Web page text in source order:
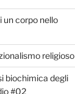
un corpo nello
religioso
biochimica degli
#02